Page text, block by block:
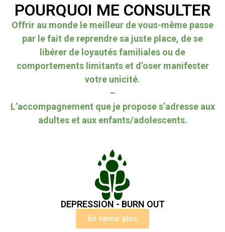
POURQUOI ME CONSULTER
Offrir au monde le meilleur de vous-même passe
par le fait de reprendre sa juste place, de se
libérer de loyautés familiales ou de
comportements limitants et d’oser manifester
votre unicité.
–
L’accompagnement que je propose s’adresse aux
adultes et aux enfants/adolescents.
DEPRESSION - BURN OUT
En savoir plus